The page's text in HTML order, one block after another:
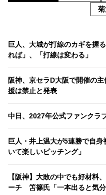
巨人、大城が打線のカギを握
れば」、「打線は変わる」
阪神、京セラD大阪で開催の
援は禁止と発表
中日、2027年公式ファンクラ
巨人・井上温大が5連勝で自
いて楽しいピッチング」
【阪神】大敗の中でも好材料
ーチ 笘篠氏「一本出ると気分